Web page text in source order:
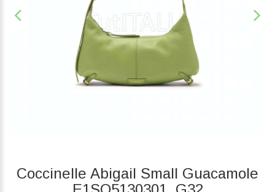
Coccinelle Abigail Small Guacamole